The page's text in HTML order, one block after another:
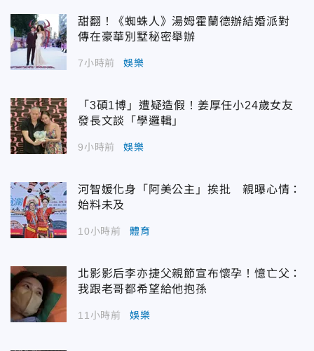
甜翻！《蜘蛛人》湯姆霍蘭德辦結婚派對
傳在豪華別墅秘密舉辦
7小時前 娛樂
「3碩1博」遭疑造假！姜厚任小24歲女友
發長文談「學邏輯」
9小時前 娛樂
河智媛化身「阿美公主」挨批 親曝心情：
始料未及
10小時前 體育
北影影后李亦捷父親節宣布懷孕！憶亡父：
我跟老哥都希望給他抱孫
11小時前 娛樂